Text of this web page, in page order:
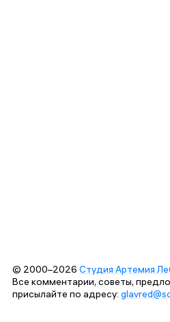
© 2000–2026 Студия Артемия
Все комментарии, советы,
присылайте по адресу: